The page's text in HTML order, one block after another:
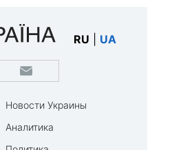
RU UA
Новости Украины
Аналитика